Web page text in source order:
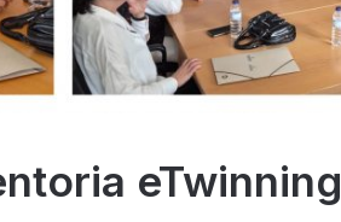
eTwinning